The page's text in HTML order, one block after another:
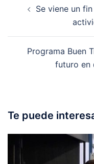
navigation
Se viene un
Programa Buen
futuro en
Te puede